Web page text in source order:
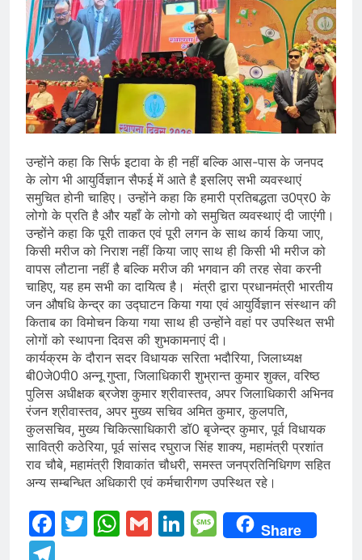
उन्होंने कहा कि सिर्फ इटावा के ही नहीं बल्कि आस-पास के जनपद
के लोग भी आयुर्विज्ञान सैफई में आते है इसलिए सभी व्यवस्थाएं
समुचित होनी चाहिए। उन्होंने कहा कि हमारी प्रतिबद्धता उ0प्र0 के
लोगो के प्रति है और यहाँ के लोगो को समुचित व्यवस्थाएं दी जाएंगी।
उन्होंने कहा कि पूरी ताकत एवं पूरी लगन के साथ कार्य किया जाए,
किसी मरीज को निराश नहीं किया जाए साथ ही किसी भी मरीज को
वापस लौटाना नहीं है बल्कि मरीज की भगवान की तरह सेवा करनी
चाहिए, यह हम सभी का दायित्व है। मंत्री द्वारा प्रधानमंत्री भारतीय
जन औषधि केन्द्र का उद्घाटन किया गया एवं आयुर्विज्ञान संस्थान की
किताब का विमोचन किया गया साथ ही उन्होंने वहां पर उपस्थित सभी
लोगों को स्थापना दिवस की शुभकामनाएं दी।
कार्यक्रम के दौरान सदर विधायक सरिता भदौरिया, जिलाध्यक्ष
बी0जे0पी0 अन्नू गुप्ता, जिलाधिकारी शुभ्रान्त कुमार शुक्ल, वरिष्ठ
पुलिस अधीक्षक ब्रजेश कुमार श्रीवास्तव, अपर जिलाधिकारी अभिनव
रंजन श्रीवास्तव, अपर मुख्य सचिव अमित कुमार, कुलपति,
कुलसचिव, मुख्य चिकित्साधिकारी डॉ0 बृजेन्द्र कुमार, पूर्व विधायक
सावित्री कठेरिया, पूर्व सांसद रघुराज सिंह शाक्य, महामंत्री प्रशांत
राव चौबे, महामंत्री शिवाकांत चौधरी, समस्त जनप्रतिनिधिगण सहित
अन्य सम्बन्धित अधिकारी एवं कर्मचारीगण उपस्थित रहे।
Facebook
Twitter
WhatsApp
GmailLinkedIn
Message
Share